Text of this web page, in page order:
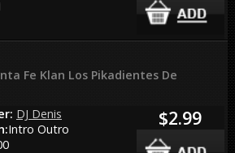
Fe Klan Los Pikadientes De
DJ Denis
Intro Outro
$2.99